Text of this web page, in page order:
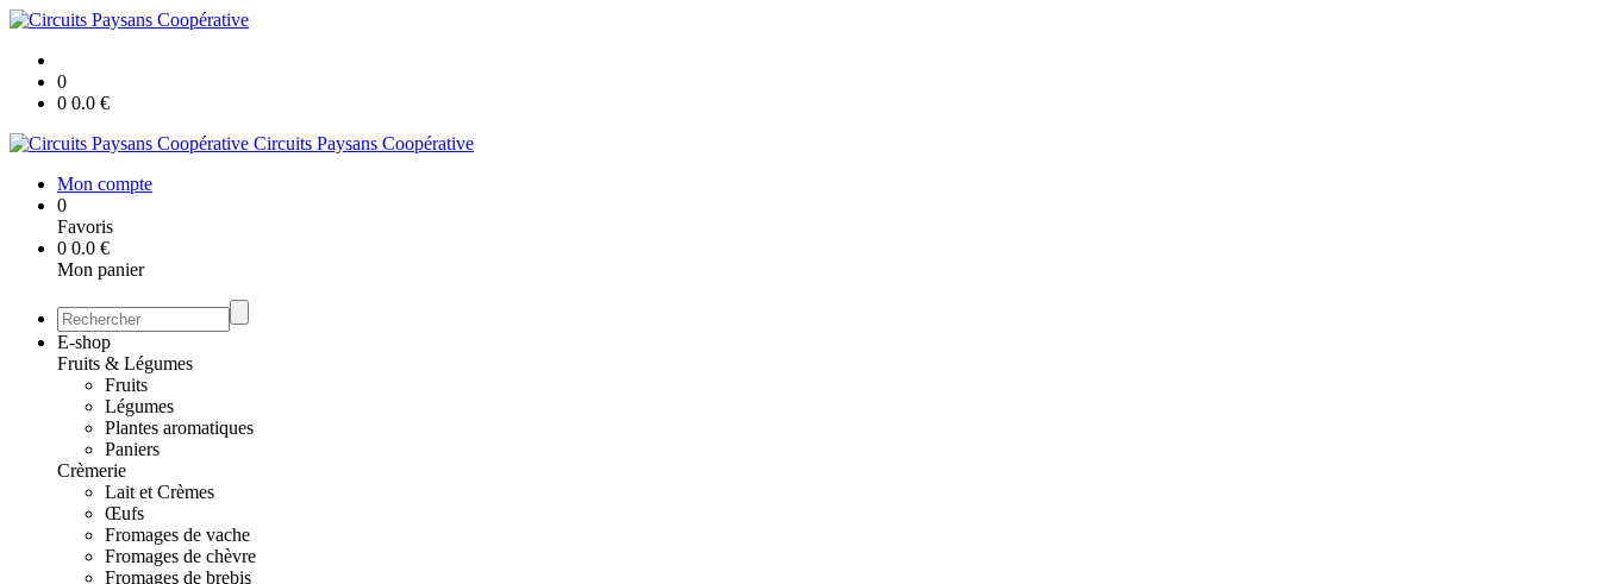
0
0 0.0 €
Circuits Paysans Coopérative
Mon compte
0
Favoris
0 0.0 €
Mon panier
E-shop
Fruits & Légumes
Fruits
Légumes
Plantes aromatiques
Paniers
Crèmerie
Lait et Crèmes
Œufs
Fromages de vache
Fromages de chèvre
Fromages de brebis